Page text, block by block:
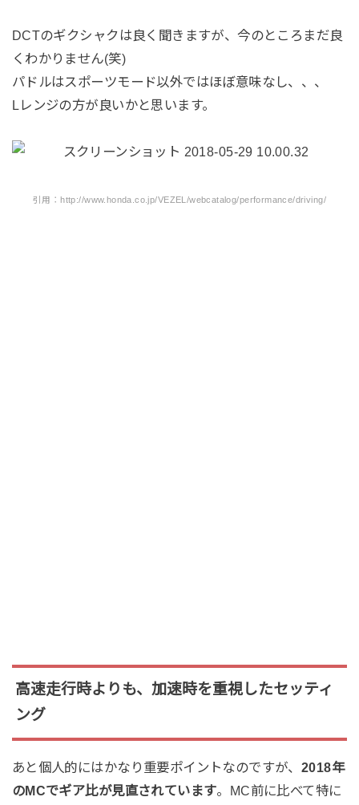
DCTのギクシャクは良く聞きますが、今のところまだ良
くわかりません(笑)
パドルはスポーツモード以外ではほぼ意味なし、、、
Lレンジの方が良いかと思います。
引用：http://www.honda.co.jp/VEZEL/webcatalog/performance/driving/
高速走行時よりも、加速時を重視したセッティ
ング
あと個人的にはかなり重要ポイントなのですが、 2018年
のMCでギア比が見直されています。MC前に比べて特に